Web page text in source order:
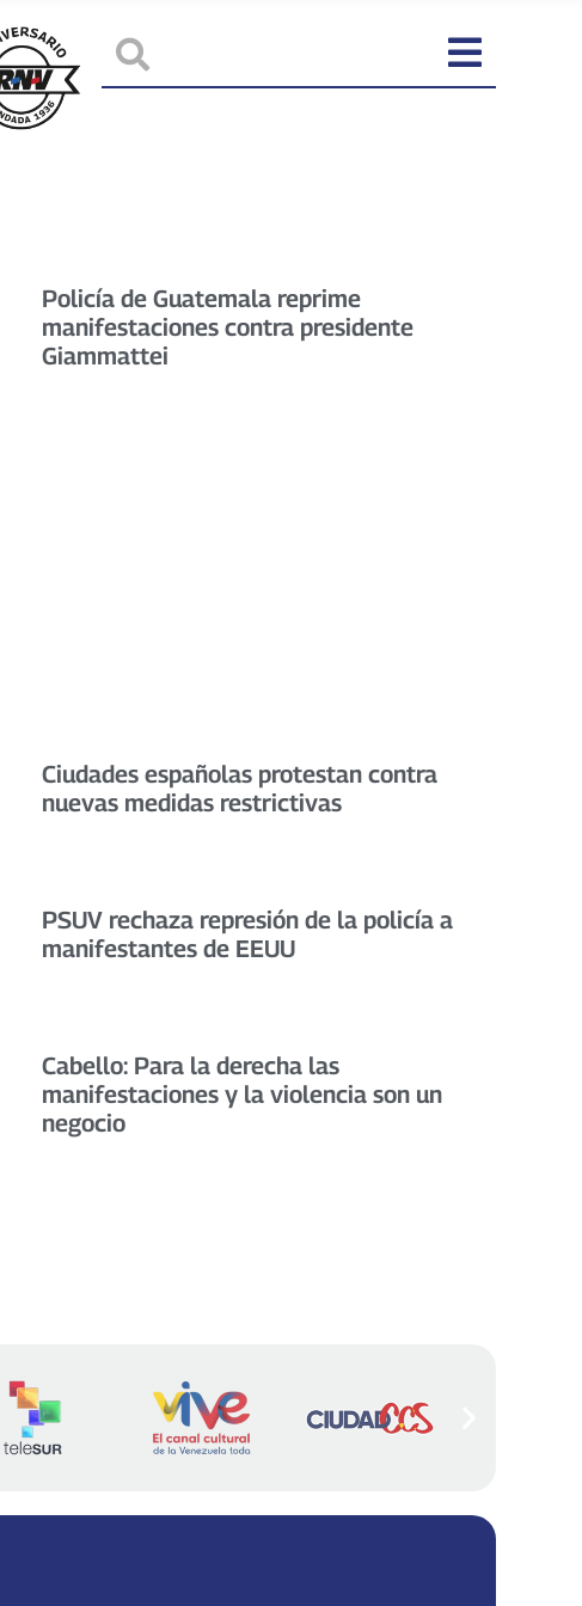
Policía de Guatemala reprime
manifestaciones contra presidente
Giammattei
Ciudades españolas protestan contra
nuevas medidas restrictivas
PSUV rechaza represión de la policía a
manifestantes de EEUU
Cabello: Para la derecha las
manifestaciones y la violencia son un
negocio